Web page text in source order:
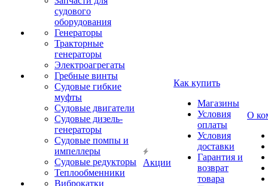
судового
оборудования
Генераторы
Тракторные
генераторы
Электроагрегаты
Гребные винты
Судовые гибкие
муфты
Судовые двигатели
Судовые дизель-
генераторы
Судовые помпы и
импеллеры
Судовые редукторы
Теплообменники
Виброкатки
Акции
Как купить
Магазины
Условия
оплаты
Условия
доставки
Гарантия и
возврат
товара
О